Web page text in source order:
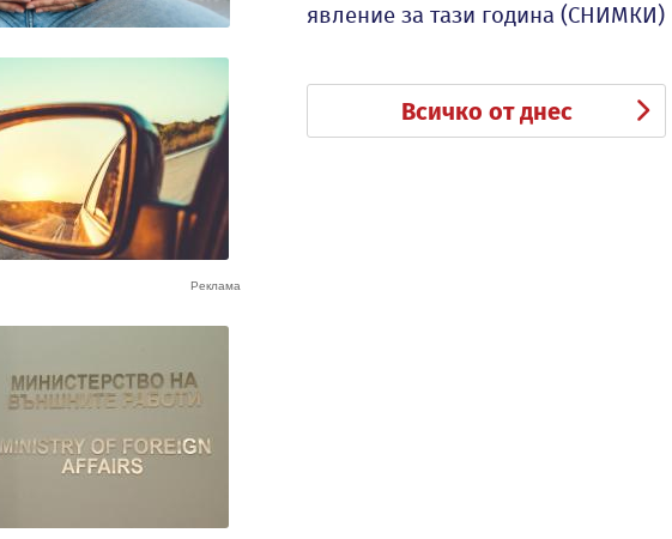
явление за тази година (СНИМКИ)
Всичко от днес